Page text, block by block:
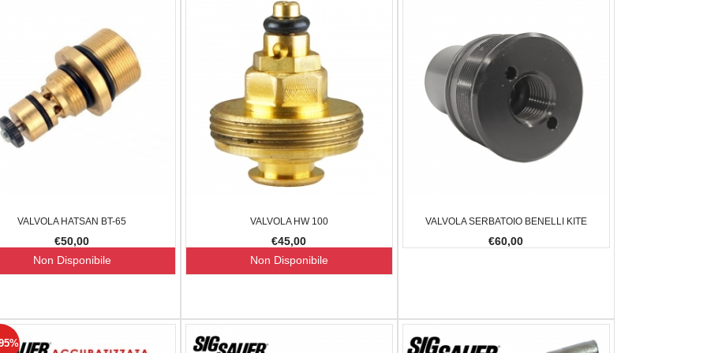
VALVOLA HATSAN BT-65
€50,00
Non Disponibile
VALVOLA HW 100
€45,00
Non Disponibile
VALVOLA SERBATOIO BENELLI KITE
€60,00